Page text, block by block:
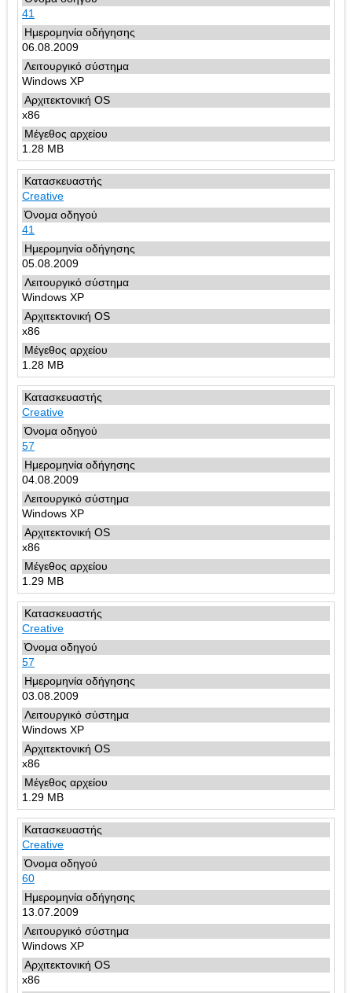
41
06.08.2009
Windows XP
x86
1.28 MB
Creative
41
05.08.2009
Windows XP
x86
1.28 MB
Creative
57
04.08.2009
Windows XP
x86
1.29 MB
Creative
57
03.08.2009
Windows XP
x86
1.29 MB
Creative
60
13.07.2009
Windows XP
x86